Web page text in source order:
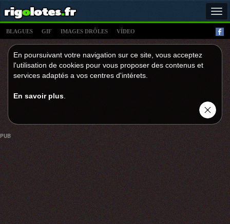
BLAGUES GIF IMAGES DRÔLES VÍDEO
En poursuivant votre navigation sur ce site, vous acceptez
l'utilisation de cookies pour vous proposer des contenus et
services adaptés a vos centres d'intérets.
En savoir plus
PUB